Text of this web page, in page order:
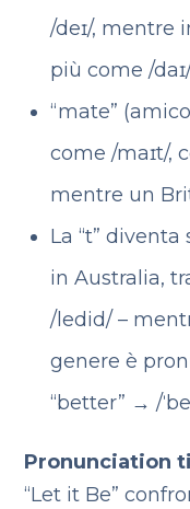
/deɪ/, mentre
più come /
“mate”
come /maɪt/,
mentre un
La “t” diventa
in Australia,
/ledid/ –
genere è
“better” → /
Pronunciation
“Let it Be”